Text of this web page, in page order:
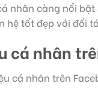
nhân càng nổi bật
hệ tốt đẹp với đối
cá nhân
cá nhân trên